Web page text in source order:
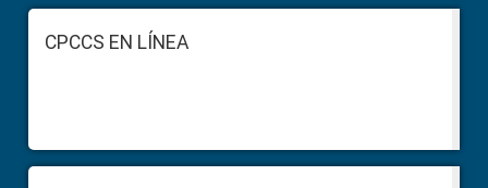
FooterCPCCS EN LÍNEA